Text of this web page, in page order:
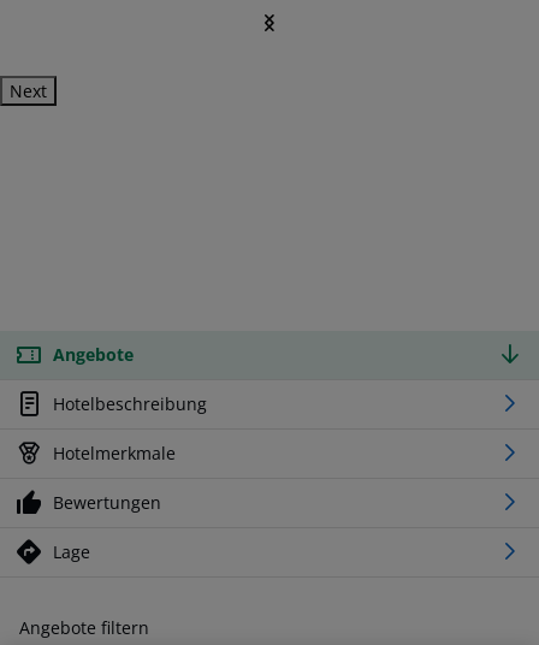
Next
Angebote
Hotelbeschreibung
Hotelmerkmale
Bewertungen
Lage
Angebote filtern